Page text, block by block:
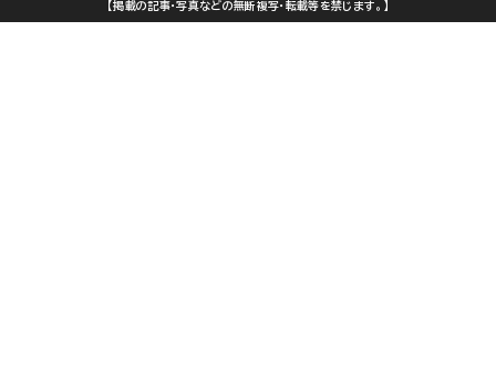
【掲載の記事・写真などの無断複写・転載等を禁じます。】